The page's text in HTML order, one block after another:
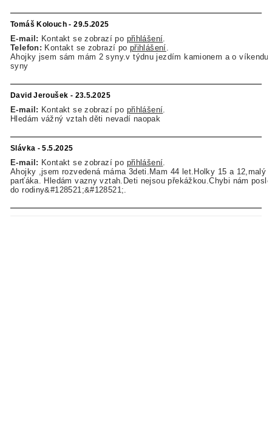
Tomáš Kolouch - 29.5.2025
E-mail: Kontakt se zobrazí po přihlášení
Telefon: Kontakt se zobrazí po přihlášení
Ahojky jsem sám mám 2 syny.v týdnu jezdím kamionem a o víkendu
syny
David Jeroušek - 23.5.2025
E-mail: Kontakt se zobrazí po přihlášení
Hledám vážný vztah děti nevadí naopak
Slávka - 5.5.2025
E-mail: Kontakt se zobrazí po přihlášení
Ahojky ,jsem rozvedená máma 3deti.Mam 44 let.Holky 15 a 12,malý
parťáka. Hledám vazny vztah.Deti nejsou překážkou.Chybi nám
do rodiny&#128521;&#128521;.